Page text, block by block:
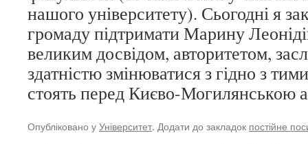
нашого університету). Сьогодні я
громаду підтримати Марину
великим досвідом, авторитетом,
здатністю змінюватися з гідно з
стоять перед Києво-Могилянською
Опубліковано уУніверситет. Додати до закладок постійне